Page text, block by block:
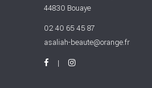
44830 Bouaye
02 40 65 45 87
asaliah-beaute@orange.fr